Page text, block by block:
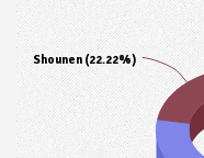
Shounen (22.22%)